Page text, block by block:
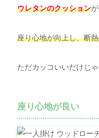
ウレタンのクッション
座り心地が向上し、断
ただカッコいいだけじ
座り心地が良い